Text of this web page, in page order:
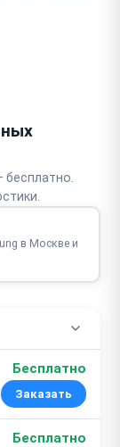
в Москве и
Бесплатно
Заказать
Бесплатно